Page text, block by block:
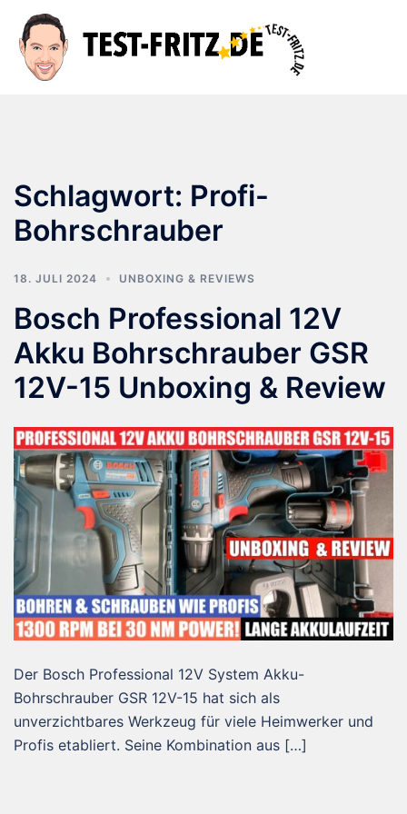
Inhalt
springen
Schlagwort: Profi-
Bohrschrauber
18. JULI 2024 UNBOXING & REVIEWS
Bosch Professional 12V
Akku Bohrschrauber GSR
12V-15 Unboxing & Review
Der Bosch Professional 12V System Akku-
Bohrschrauber GSR 12V-15 hat sich als
unverzichtbares Werkzeug für viele Heimwerker und
Profis etabliert. Seine Kombination aus […]